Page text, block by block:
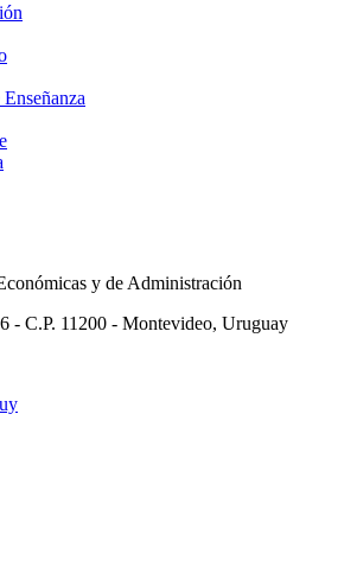
y de Administración
- C.P. 11200 - Montevideo, Uruguay